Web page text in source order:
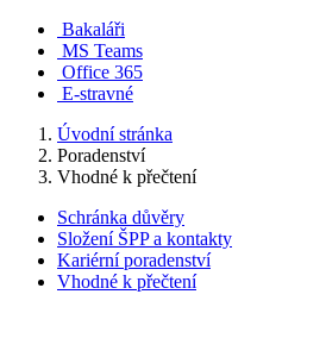
Bakaláři
MS Teams
Office 365
E-stravné
Úvodní stránka
Poradenství
Vhodné k přečtení
Schránka důvěry
Složení ŠPP a kontakty
Kariérní poradenství
Vhodné k přečtení